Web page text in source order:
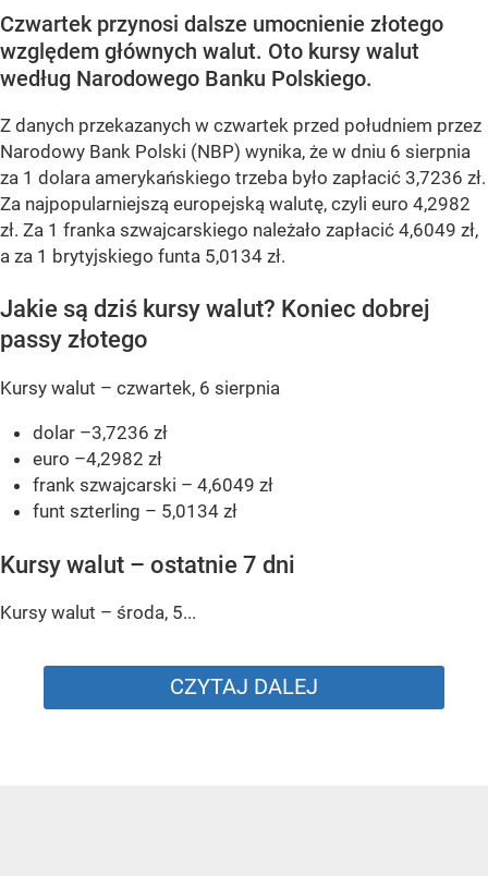
Czwartek przynosi dalsze umocnienie złotego
względem głównych walut. Oto kursy walut
według Narodowego Banku Polskiego.
Z danych przekazanych w czwartek przed południem przez
Narodowy Bank Polski (NBP) wynika, że w dniu 6 sierpnia
za 1 dolara amerykańskiego trzeba było zapłacić 3,7236 zł.
Za najpopularniejszą europejską walutę, czyli euro 4,2982
zł. Za 1 franka szwajcarskiego należało zapłacić 4,6049 zł,
a za 1 brytyjskiego funta 5,0134 zł.
Jakie są dziś kursy walut? Koniec dobrej
passy złotego
Kursy walut – czwartek, 6 sierpnia
dolar –3,7236 zł
euro –4,2982 zł
frank szwajcarski – 4,6049 zł
funt szterling – 5,0134 zł
Kursy walut – ostatnie 7 dni
Kursy walut – środa, 5...
CZYTAJ DALEJ